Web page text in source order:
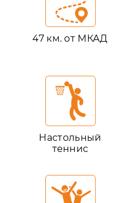
47 км. от МКАД
Настольный
теннис